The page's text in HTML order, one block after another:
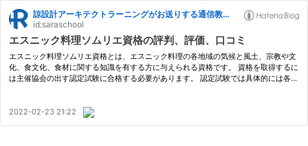
諒設計アーキテクトラーニングがお送りする通信教育ブログ
id:saraschool
エスニック料理ソムリエ資格の評判、評価、口コミ
エスニック料理ソムリエ資格とは、エスニック料理の各地域の気候と風土、宗教や文
化、食文化、食材に関する知識を有する方に与えられる資格です。 資格を取得するに
は主催協会の出す認定試験に合格する必要があります。 認定試験では具体的には各国
2022-02-23 21:22